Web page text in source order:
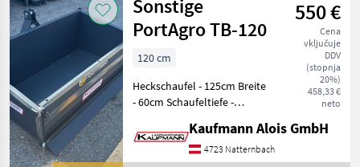
za
traktorje
/
Sonstige
Sonstige
PortAgro TB-120
550 €
Cena
vključuje
DDV
(stopnja
20%)
458,33 €
neto
120 cm
Heckschaufel - 125cm Breite
- 60cm Schaufeltiefe -
mechanisch kippbar - KAT1
weitere Größen auf Lager:
Kaufmann Alois GmbH
4723 Natternbach